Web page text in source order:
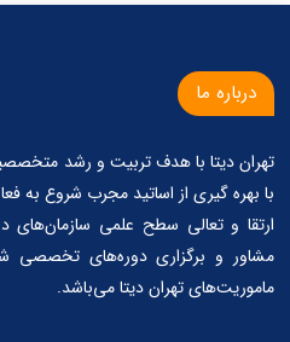
درباره ما
تهران دیتا با هدف تربیت و رشد
با بهره گیری از اساتید مجرب شروع به
ارتقا و تعالی سطح علمی سازمان‌های
مشاور و برگزاری دوره‌های تخصصی
ماموریت‌های تهران دیتا می‌باشد.